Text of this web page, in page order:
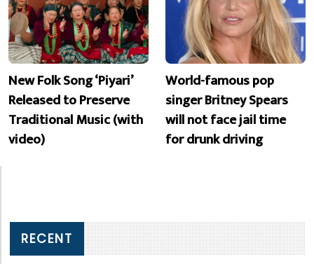
New Folk Song ‘Piyari’
Released to Preserve
Traditional Music (with
video)
World-famous pop
singer Britney Spears
will not face jail time
for drunk driving
RECENT